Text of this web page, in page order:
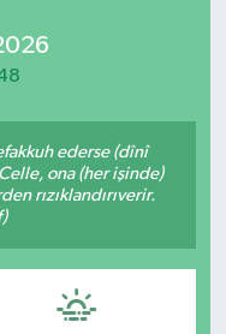
ederse (dînî
ona (her işinde)
rızıklandırıverir.